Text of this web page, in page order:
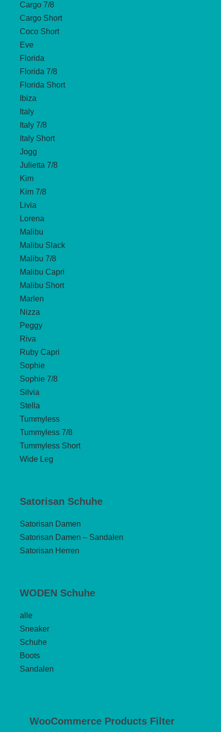
Cargo 7/8
Cargo Short
Coco Short
Eve
Florida
Florida 7/8
Florida Short
Ibiza
Italy
Italy 7/8
Italy Short
Jogg
Julietta 7/8
Kim
Kim 7/8
Livia
Lorena
Malibu
Malibu Slack
Malibu 7/8
Malibu Capri
Malibu Short
Marlen
Nizza
Peggy
Riva
Ruby Capri
Sophie
Sophie 7/8
Silvia
Stella
Tummyless
Tummyless 7/8
Tummyless Short
Wide Leg
Satorisan Schuhe
Satorisan Damen
Satorisan Damen – Sandalen
Satorisan Herren
WODEN Schuhe
alle
Sneaker
Schuhe
Boots
Sandalen
WooCommerce Products Filter